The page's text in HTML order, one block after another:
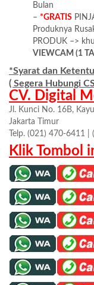
Bulan
– *GRATIS
Produknya
PRODUK –>
VIEWCAM (1
*Syarat dan
( Segera Hubungi
CV. Digital
Jl. Kunci No. 16B,
Jakarta Timur
Telp. (021) 470-6411
Klik Tombol